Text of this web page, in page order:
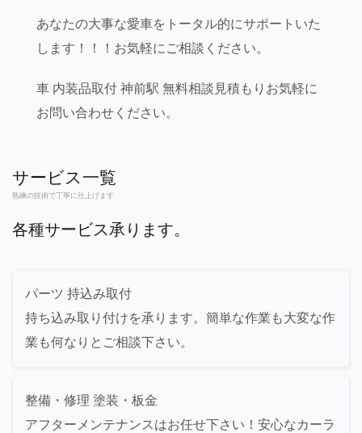
あなたの大事な愛車をトータル的にサポートいた
します！！！お気軽にご相談ください。
車 内装品取付 神前駅 無料相談見積もりお気軽に
お問い合わせください。
サービス一覧
熟練の技術で丁寧に仕上げます
各種サービス承ります。
パーツ 持込み取付
持ち込み取り付けを承ります。簡単な作業も大変な作
業も何なりとご相談下さい。
整備・修理 塗装・板金
アフターメンテナンスはお任せ下さい！安心なカーラ